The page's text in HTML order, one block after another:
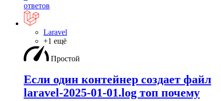
ответов
Laravel
+1 ещё
Простой
Если один контейнер создает файл
laravel-2025-01-01.log топ почему